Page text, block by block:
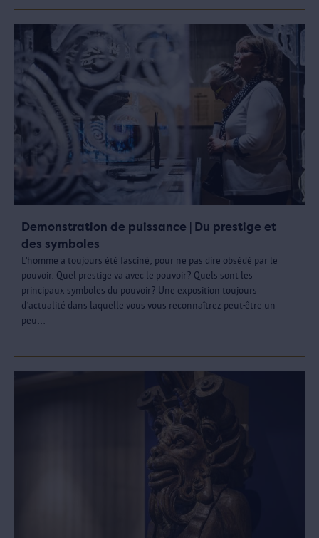
Demonstration de puissance | Du prestige et
des symboles
L’homme a toujours été fasciné, pour ne pas dire obsédé par le
pouvoir. Quel prestige va avec le pouvoir? Quels sont les
principaux symboles du pouvoir? Une exposition toujours
d’actualité dans laquelle vous vous reconnaîtrez peut-être un
peu...